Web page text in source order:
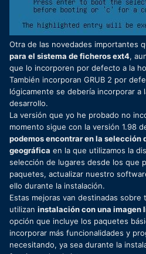
Otra de las novedades importantes
para el sistema de ficheros ext4,
que lo incorporen por defecto a la
También incorporan GRUB 2 por
lógicamente se debería incorporar a
desarrollo.
La versión que yo he probado no
momento sigue con la versión 1.98
podemos encontrar en la selección
geográfica en la que utilizamos la
selección de lugares desde los que
paquetes, actualizar nuestro
ello durante la instalación.
Estas mejoras van destinadas sobre
utilizan instalación con una imagen
opción que incluye los paquetes
incorporar más funcionalidades y
necesitando, ya sea durante la